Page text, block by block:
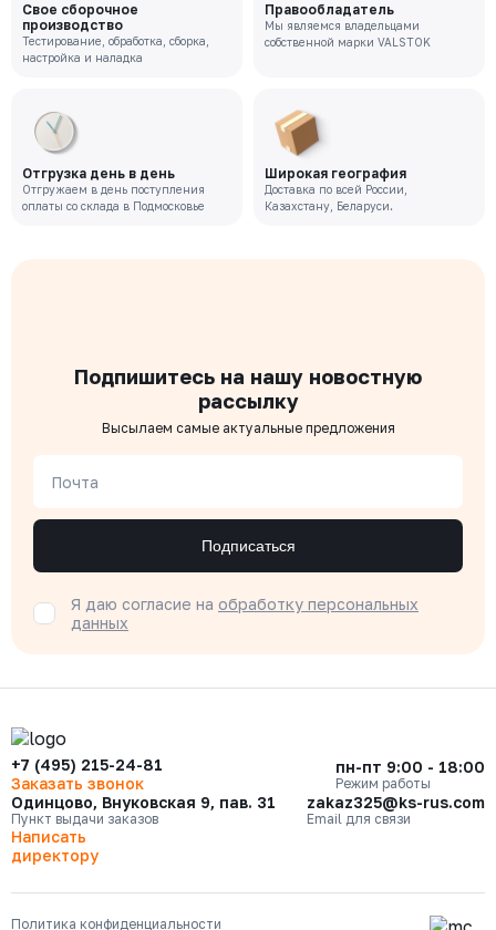
Свое сборочное
производство
Тестирование, обработка, сборка,
настройка и наладка
Правообладатель
Мы являемся владельцами
собственной марки VALSTOK
Отгрузка день в день
Отгружаем в день поступления
оплаты со склада в Подмосковье
Широкая география
Доставка по всей России,
Казахстану, Беларуси.
Подпишитесь на нашу новостную
рассылку
Высылаем самые актуальные предложения
Почта
Подписаться
Я даю согласие на обработку персональных
данных
+7 (495) 215-24-81
Заказать звонок
пн-пт 9:00 - 18:00
Режим работы
Одинцово, Внуковская 9, пав. 31
Пункт выдачи заказов
zakaz325@ks-rus.com
Email для связи
Написать
директору
Политика конфиденциальности